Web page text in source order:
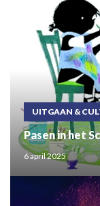
UITGAAN &
Pasen in het
6 april 2025